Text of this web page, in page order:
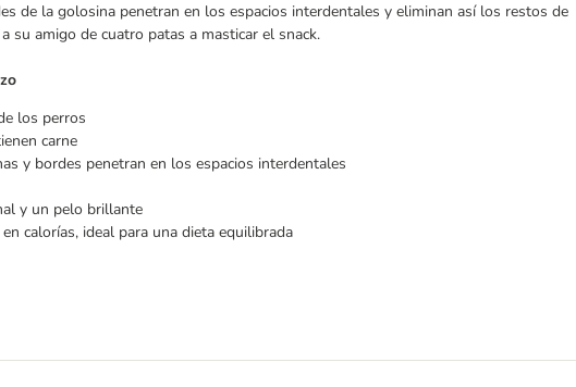
de la golosina penetran en los espacios interdentales y eliminan así los restos de
su amigo de cuatro patas a masticar el snack.
los perros
carne
y bordes penetran en los espacios interdentales
y un pelo brillante
en calorías, ideal para una dieta equilibrada